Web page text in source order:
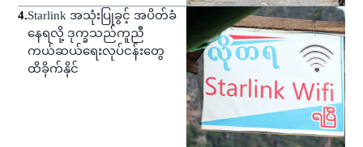
4.Starlink အသုံးပြုခွင့် အပိတ်ခံ
နေရလို့ ဒုက္ခသည်ကူညီ
ကယ်ဆယ်ရေးလုပ်ငန်းတွေ
ထိခိုက်နိုင်